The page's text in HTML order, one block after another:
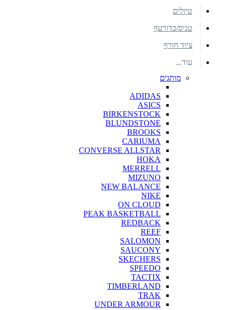
טיולים
טניס/כדורעף
ציוד חורף
עוד...
מותגים
ADIDAS
ASICS
BIRKENSTOCK
BLUNDSTONE
BROOKS
CARIUMA
CONVERSE ALLSTAR
HOKA
MERRELL
MIZUNO
NEW BALANCE
NIKE
ON CLOUD
PEAK BASKETBALL
REDBACK
REEF
SALOMON
SAUCONY
SKECHERS
SPEEDO
TACTIX
TIMBERLAND
TRAK
UNDER ARMOUR